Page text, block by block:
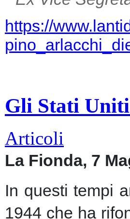
https://
Gli Stati
Articoli
La Fionda, 7
In questi tempi
1944 che ha